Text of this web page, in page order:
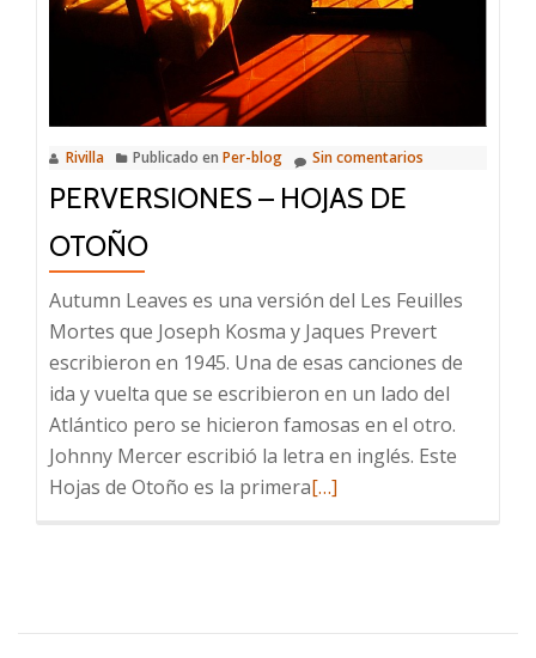
Rivilla Publicado en Per-blog Sin comentarios
PERVERSIONES – HOJAS DE
OTOÑO
Autumn Leaves es una versión del Les Feuilles
Mortes que Joseph Kosma y Jaques Prevert
escribieron en 1945. Una de esas canciones de
ida y vuelta que se escribieron en un lado del
Atlántico pero se hicieron famosas en el otro.
Johnny Mercer escribió la letra en inglés. Este
Hojas de Otoño es la primeraLeer
Hojas
[…]